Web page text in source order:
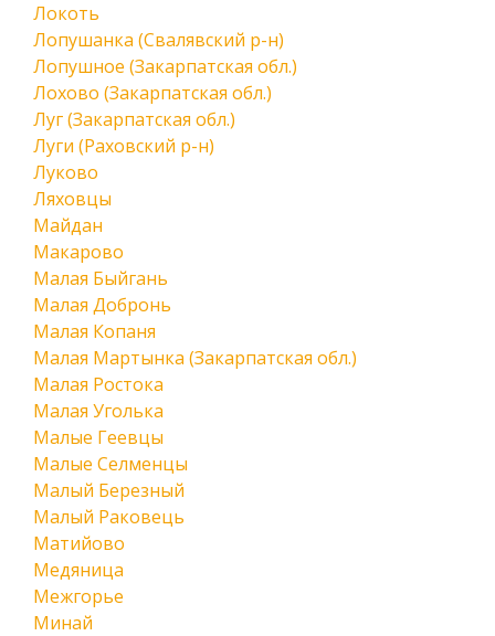
Локоть
Лопушанка (Свалявский р-н)
Лопушное (Закарпатская обл.)
Лохово (Закарпатская обл.)
Луг (Закарпатская обл.)
Луги (Раховский р-н)
Луково
Ляховцы
Майдан
Макарово
Малая Быйгань
Малая Добронь
Малая Копаня
Малая Мартынка (Закарпатская обл.)
Малая Ростока
Малая Уголька
Малые Геевцы
Малые Селменцы
Малый Березный
Малый Раковець
Матийово
Медяница
Межгорье
Минай